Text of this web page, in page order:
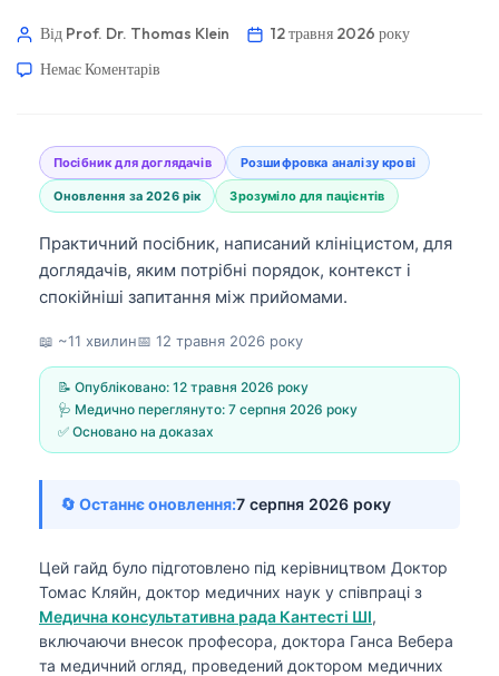
Від Prof. Dr. Thomas Klein
12 травня 2026 року
Немає Коментарів
Посібник для доглядачів Розшифровка аналізу крові
Оновлення за 2026 рік Зрозуміло для пацієнтів
Практичний посібник, написаний клініцистом, для
доглядачів, яким потрібні порядок, контекст і
спокійніші запитання між прийомами.
📖 ~11 хвилин📅 12 травня 2026 року
📝 Опубліковано: 12 травня 2026 року
🩺 Медично переглянуто: 7 серпня 2026 року
✅ Основано на доказах
🔄 Останнє оновлення:7 серпня 2026 року
Цей гайд було підготовлено під керівництвом Доктор
Томас Кляйн, доктор медичних наук у співпраці з
Медична консультативна рада Кантесті ШІ,
включаючи внесок професора, доктора Ганса Вебера
та медичний огляд, проведений доктором медичних